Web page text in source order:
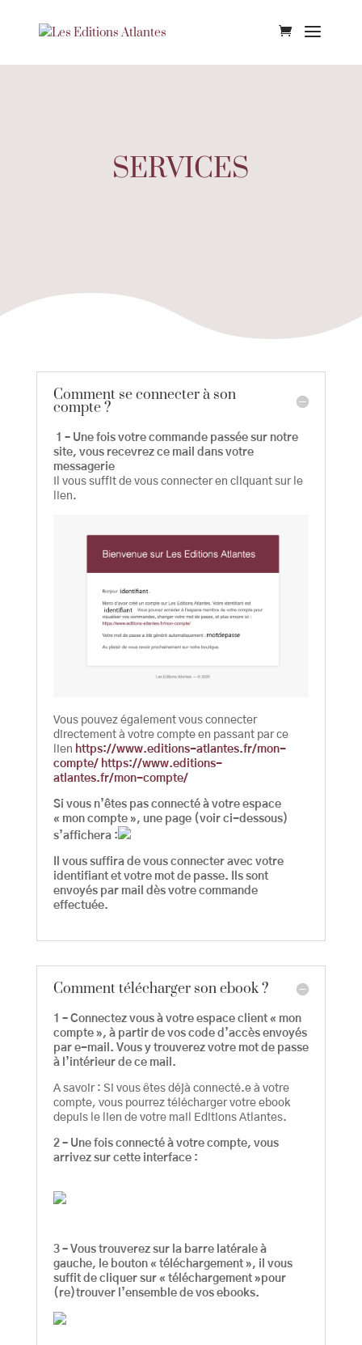
SERVICES
Comment se connecter à son
compte ?
1 – Une fois votre commande passée sur notre
site, vous recevrez ce mail dans votre
messagerie
Il vous suffit de vous connecter en cliquant sur le
lien.
Vous pouvez également vous connecter
directement à votre compte en passant par ce
lien https://www.editions-atlantes.fr/mon-
compte/ https://www.editions-
atlantes.fr/mon-compte/
Si vous n’êtes pas connecté à votre espace
« mon compte », une page (voir ci-dessous)
s’affichera :
Il vous suffira de vous connecter avec votre
identifiant et votre mot de passe. Ils sont
envoyés par mail dès votre commande
effectuée.
Comment télécharger son ebook ?
1 – Connectez vous à votre espace client « mon
compte », à partir de vos code d’accès envoyés
par e-mail. Vous y trouverez votre mot de passe
à l’intérieur de ce mail.
A savoir : Si vous êtes déjà connecté.e à votre
compte, vous pourrez télécharger votre ebook
depuis le lien de votre mail Editions Atlantes.
2 – Une fois connecté à votre compte, vous
arrivez sur cette interface :
3 – Vous trouverez sur la barre latérale à
gauche, le bouton « téléchargement », il vous
suffit de cliquer sur « téléchargement »pour
(re)trouver l’ensemble de vos ebooks.